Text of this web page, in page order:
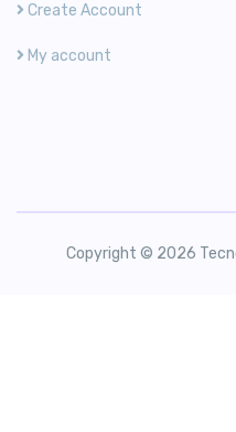
Create Account
My account
Copyright © 2026